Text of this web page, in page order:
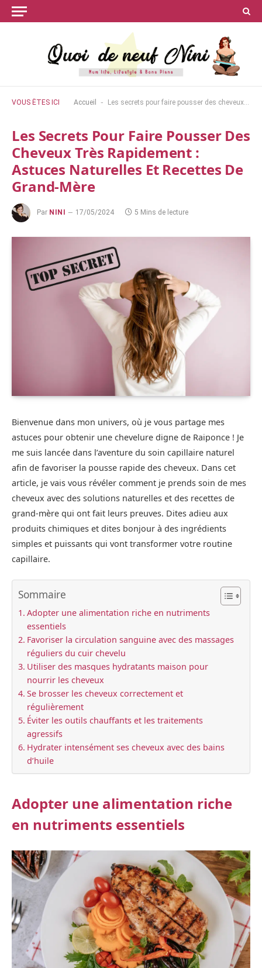
VOUS ÊTES ICI Accueil - Les secrets pour faire pousser des cheveux très rapidement : astuces naturelles et recettes de grand-mère
Les Secrets Pour Faire Pousser Des
Cheveux Très Rapidement :
Astuces Naturelles Et Recettes De
Grand-Mère
Par NINI 17/05/2024 5 Mins de lecture
Bienvenue dans mon univers, où je vous partage mes
astuces pour obtenir une chevelure digne de Raiponce ! Je
me suis lancée dans l’aventure du soin capillaire naturel
afin de favoriser la pousse rapide des cheveux. Dans cet
article, je vais vous révéler comment je prends soin de mes
cheveux avec des solutions naturelles et des recettes de
grand-mère qui ont fait leurs preuves. Dites adieu aux
produits chimiques et dites bonjour à des ingrédients
simples et puissants qui vont transformer votre routine
capillaire.
Sommaire
Adopter une alimentation riche en nutriments
essentiels
Favoriser la circulation sanguine avec des massages
réguliers du cuir chevelu
Utiliser des masques hydratants maison pour
nourrir les cheveux
Se brosser les cheveux correctement et
régulièrement
Éviter les outils chauffants et les traitements
agressifs
Hydrater intensément ses cheveux avec des bains
d’huile
Adopter une alimentation riche
en nutriments essentiels